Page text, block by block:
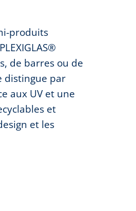
produits
de barres ou de
distingue par
aux UV et une
et
et les